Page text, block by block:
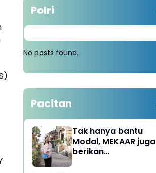
Polri
No posts found.
Pacitan
Tak hanya bantu
Modal, MEKAAR juga
berikan